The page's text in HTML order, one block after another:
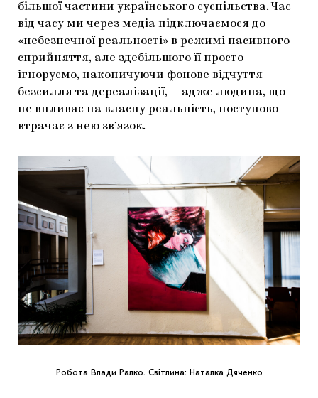
більшої частини українського суспільства. Час
від часу ми через медіа підключаємося до
«небезпечної реальності» в режимі пасивного
сприйняття, але здебільшого її просто
ігноруємо, накопичуючи фонове відчуття
безсилля та дереалізації, — адже людина, що
не впливає на власну реальність, поступово
втрачає з нею зв’язок.
Робота Влади Ралко. Світлина: Наталка Дяченко